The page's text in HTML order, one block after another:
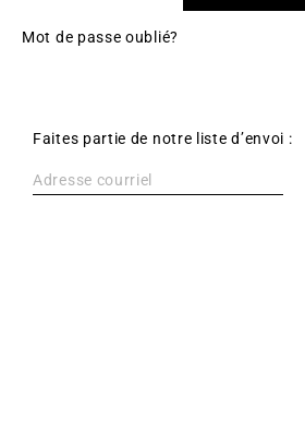
Mot de passe oublié?
Faites partie de notre liste d’envoi :